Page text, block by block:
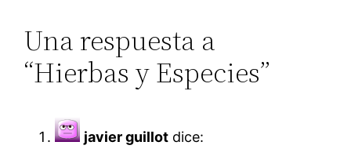
Una respuesta a
“Hierbas y Especies”
javier guillot dice: